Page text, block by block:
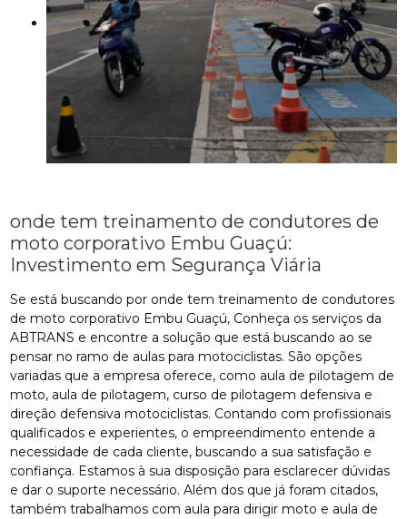
onde tem treinamento de condutores de
moto corporativo Embu Guaçú:
Investimento em Segurança Viária
Se está buscando por onde tem treinamento de condutores
de moto corporativo Embu Guaçú, Conheça os serviços da
ABTRANS e encontre a solução que está buscando ao se
pensar no ramo de aulas para motociclistas. São opções
variadas que a empresa oferece, como aula de pilotagem de
moto, aula de pilotagem, curso de pilotagem defensiva e
direção defensiva motociclistas. Contando com profissionais
qualificados e experientes, o empreendimento entende a
necessidade de cada cliente, buscando a sua satisfação e
confiança. Estamos à sua disposição para esclarecer dúvidas
e dar o suporte necessário. Além dos que já foram citados,
também trabalhamos com aula para dirigir moto e aula de